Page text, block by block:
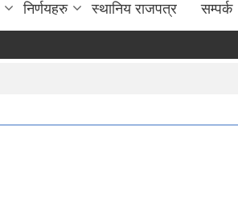
निर्णयहरु स्थानिय राजपत्र सम्पर्क